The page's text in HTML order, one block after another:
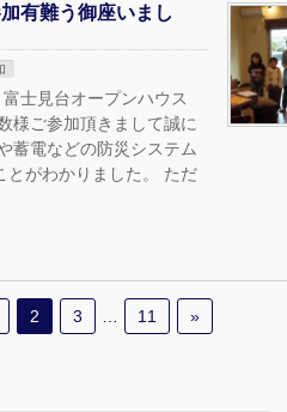
有難う御座いまし
士見台オープンハウス
様ご参加頂きまして誠に
蓄電などの防災システム
とがわかりました。 ただ
2 3 11 »